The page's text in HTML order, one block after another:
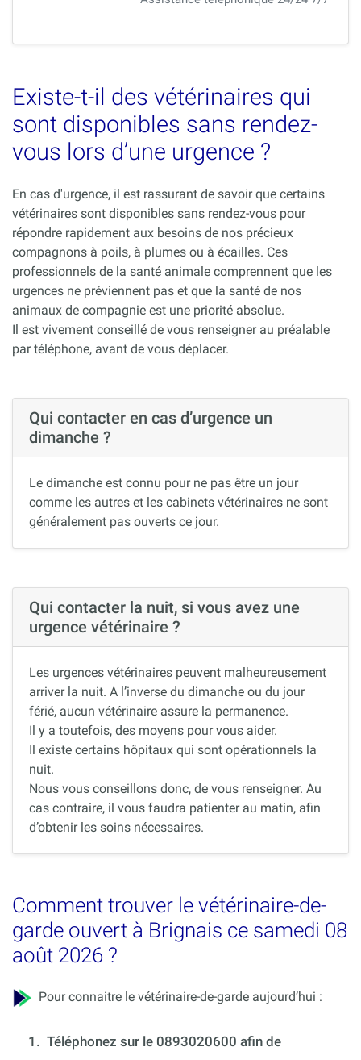
Existe-t-il des vétérinaires qui
sont disponibles sans rendez-
vous lors d’une urgence ?
En cas d'urgence, il est rassurant de savoir que certains
vétérinaires sont disponibles sans rendez-vous pour
répondre rapidement aux besoins de nos précieux
compagnons à poils, à plumes ou à écailles. Ces
professionnels de la santé animale comprennent que les
urgences ne préviennent pas et que la santé de nos
animaux de compagnie est une priorité absolue.
Il est vivement conseillé de vous renseigner au préalable
par téléphone, avant de vous déplacer.
Qui contacter en cas d’urgence un
dimanche ?
Le dimanche est connu pour ne pas être un jour
comme les autres et les cabinets vétérinaires ne sont
généralement pas ouverts ce jour.
Qui contacter la nuit, si vous avez une
urgence vétérinaire ?
Les urgences vétérinaires peuvent malheureusement
arriver la nuit. A l’inverse du dimanche ou du jour
férié, aucun vétérinaire assure la permanence.
Il y a toutefois, des moyens pour vous aider.
Il existe certains hôpitaux qui sont opérationnels la
nuit.
Nous vous conseillons donc, de vous renseigner. Au
cas contraire, il vous faudra patienter au matin, afin
d’obtenir les soins nécessaires.
Comment trouver le vétérinaire-de-
garde ouvert à Brignais ce samedi 08
août 2026 ?
Pour connaitre le vétérinaire-de-garde aujourd’hui :
1. Téléphonez sur le 0893020600 afin de